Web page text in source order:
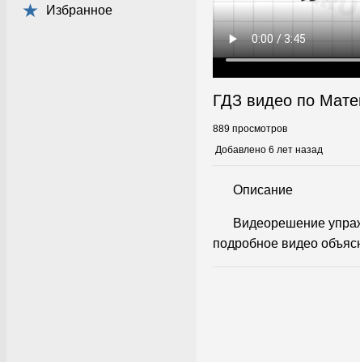
Избранное
ГДЗ видео по
889 просмотров
Добавлено 6 лет назад
Описание
Видеорешение
подробное видео